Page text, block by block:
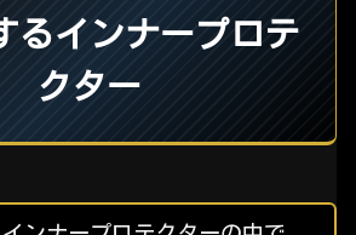
るインナープロテ
クター